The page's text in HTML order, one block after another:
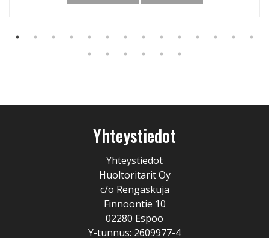
Yhteystiedot
Yhteystiedot
Huoltoritarit Oy
c/o Rengaskuja
Finnoontie 10
02280 Espoo
Y-tunnus: 2609977-4